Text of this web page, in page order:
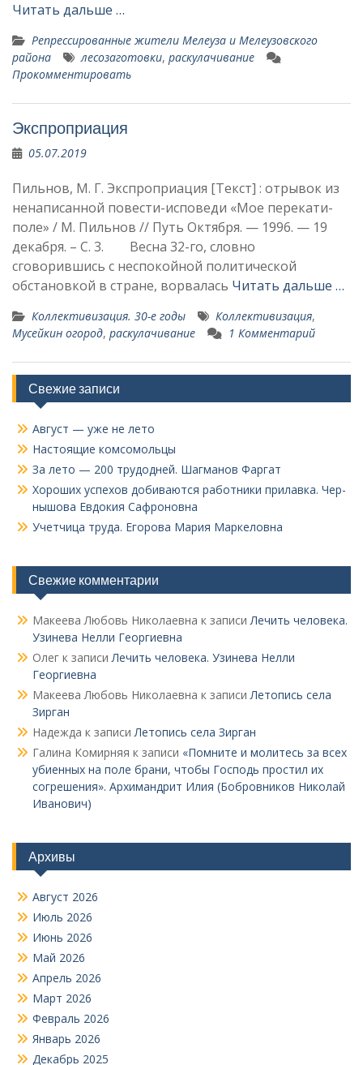
Читать дальше …
Репрессированные жители Мелеуза и Мелеузовского
района
лесозаготовки, раскулачивание
Прокомментировать
Экспроприация
05.07.2019
Пильнов, М. Г. Экспроприация [Текст] : отрывок из
ненаписанной повести-исповеди «Мое перекати-
поле» / М. Пильнов // Путь Октября. — 1996. — 19
декабря. – С. 3. Весна 32-го, словно
сговорившись с неспокойной политической
обстановкой в стране, ворвалась Читать дальше …
Коллективизация. 30-е годы Коллективизация,
Мусейкин огород, раскулачивание 1 Комментарий
Свежие записи
Август — уже не лето
Настоящие комсомольцы
За лето — 200 трудодней. Шагманов Фаргат
Хороших успехов добиваются работники прилавка. Чер­
нышова Евдокия Сафроновна
Учетчица труда. Его­рова Мария Маркеловна
Свежие комментарии
Макеева Любовь Николаевна к записиЛечить человека.
Узинева Нелли Георгиевна
Олег к записиЛечить человека. Узинева Нелли
Георгиевна
Макеева Любовь Николаевна к записиЛетопись села
Зирган
Надежда к записиЛетопись села Зирган
Галина Комирняя к записи «Помните и молитесь за всех
убиенных на поле брани, чтобы Господь простил их
согрешения». Архимандрит Илия (Бобровников Николай
Иванович)
Архивы
Август 2026
Июль 2026
Июнь 2026
Май 2026
Апрель 2026
Март 2026
Февраль 2026
Январь 2026
Декабрь 2025